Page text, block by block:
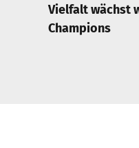
Vielfalt wächst
Champions